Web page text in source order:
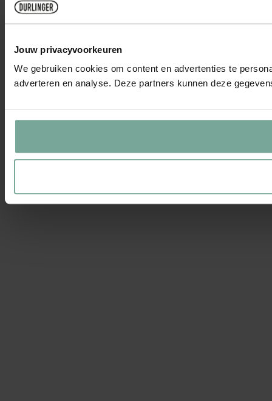
Jouw privacyvoorkeuren
We gebruiken cookies om content en advertenties te
adverteren en analyse. Deze partners kunnen deze